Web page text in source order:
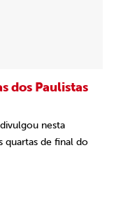
dos Paulistas
nesta
quartas de final do